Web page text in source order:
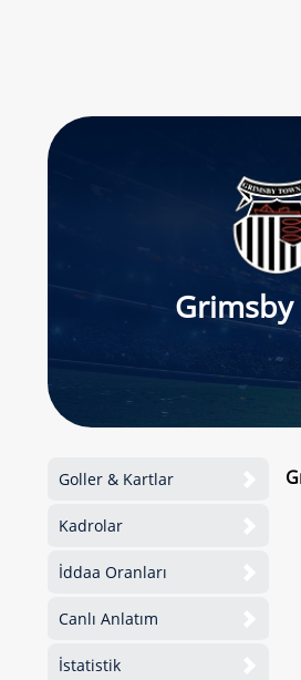
Grimsby
Goller & Kartlar
Kadrolar
İddaa Oranları
Canlı Anlatım
İstatistik